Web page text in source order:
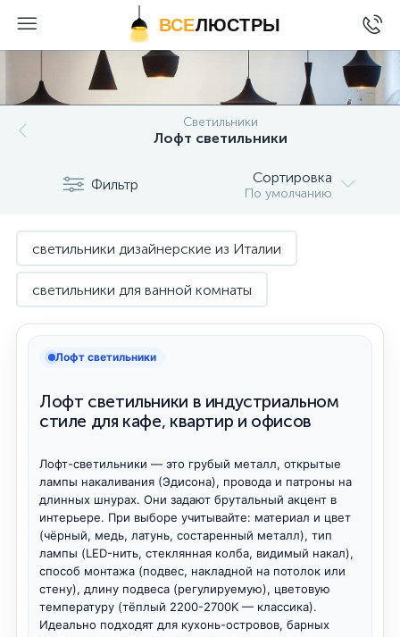
ВСЕЛЮСТРЫ
Светильники
Лофт светильники
Фильтр Сортировка
По умолчанию
светильники дизайнерские из Италии
светильники для ванной комнаты
светодиодные светильники для ванной комнаты
Лофт светильники
Лофт светильники в индустриальном
стиле для кафе, квартир и офисов
Лофт-светильники — это грубый металл, открытые
лампы накаливания (Эдисона), провода и патроны на
длинных шнурах. Они задают брутальный акцент в
интерьере. При выборе учитывайте: материал и цвет
(чёрный, медь, латунь, состаренный металл), тип
лампы (LED-нить, стеклянная колба, видимый накал),
способ монтажа (подвес, накладной на потолок или
стену), длину подвеса (регулируемую), цветовую
температуру (тёплый 2200-2700K — классика).
Идеально подходят для кухонь-островов, барных